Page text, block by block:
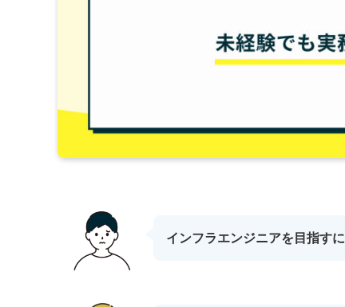
インフラエンジニアを目指す